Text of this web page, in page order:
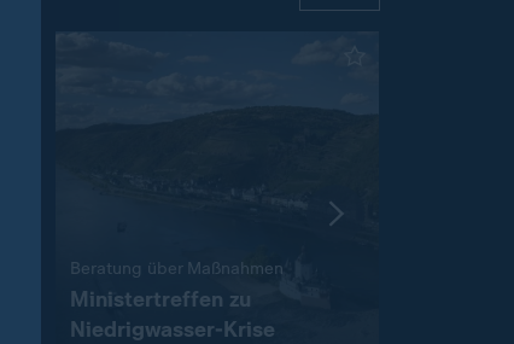
Beratung über Maßnahmen
Ministertreffen zu
Niedrigwasser-Krise